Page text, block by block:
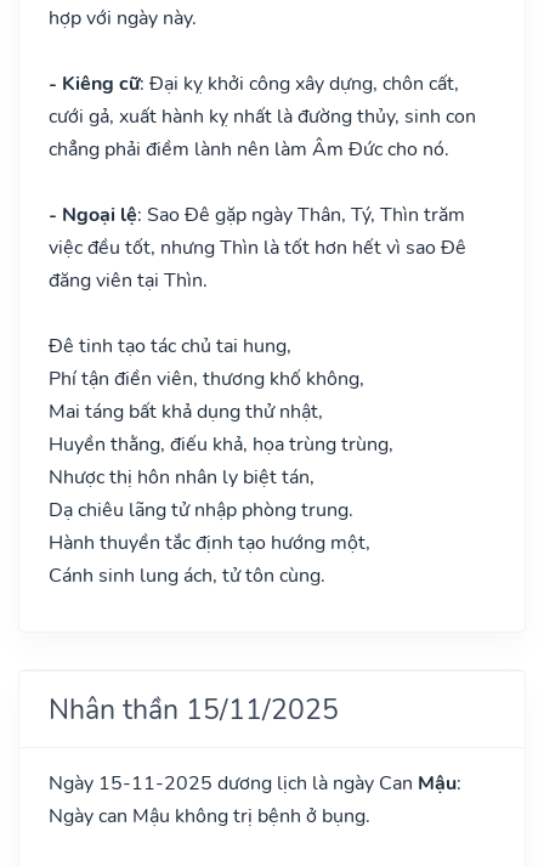
hợp với ngày này.
- Kiêng cữ: Đại kỵ khởi công xây dựng, chôn cất,
cưới gả, xuất hành kỵ nhất là đường thủy, sinh con
chẳng phải điềm lành nên làm Âm Đức cho nó.
- Ngoại lệ: Sao Đê gặp ngày Thân, Tý, Thìn trăm
việc đều tốt, nhưng Thìn là tốt hơn hết vì sao Đê
đăng viên tại Thìn.
Đê tinh tạo tác chủ tai hung,
Phí tận điền viên, thương khố không,
Mai táng bất khả dụng thử nhật,
Huyền thằng, điếu khả, họa trùng trùng,
Nhược thị hôn nhân ly biệt tán,
Dạ chiêu lãng tử nhập phòng trung.
Hành thuyền tắc định tạo hướng một,
Cánh sinh lung ách, tử tôn cùng.
Nhân thần 15/11/2025
Ngày 15-11-2025 dương lịch là ngày Can Mậu:
Ngày can Mậu không trị bệnh ở bụng.